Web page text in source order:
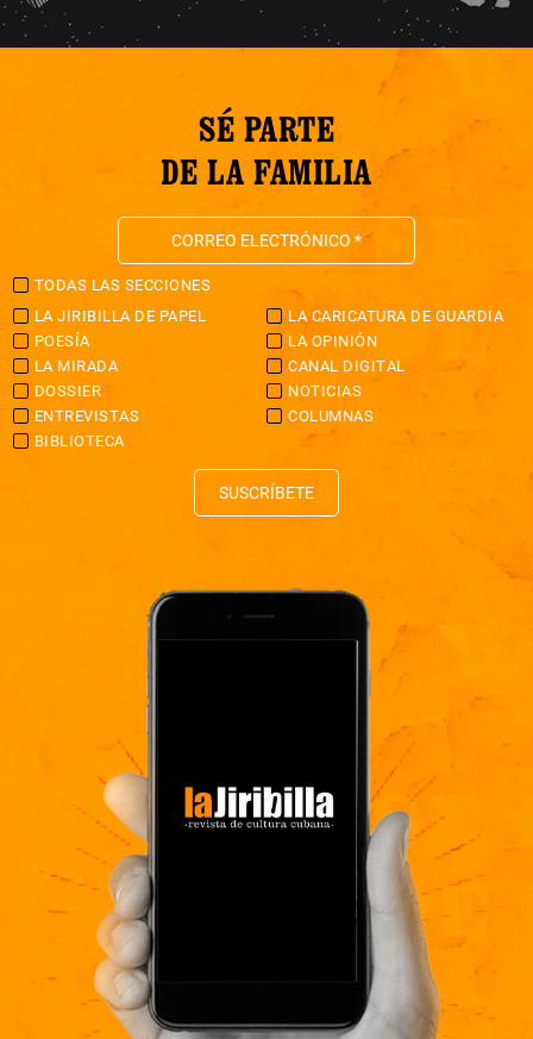
SÉ PARTE
DE LA FAMILIA
TODAS LAS SECCIONES
LA JIRIBILLA DE PAPEL
LA CARICATURA DE GUARDIA
POESÍA
LA OPINIÓN
LA MIRADA
CANAL DIGITAL
DOSSIER
NOTICIAS
ENTREVISTAS
COLUMNAS
BIBLIOTECA
SUSCRÍBETE